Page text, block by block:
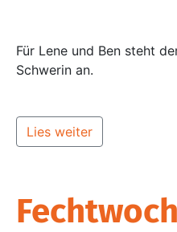
Für Lene und Ben steht
Schwerin an.
Lies weiter